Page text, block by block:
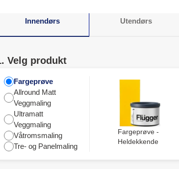
Innendørs Utendørs
Velg produkt
Fargeprøve
Allround Matt
Veggmaling
Ultramatt
Veggmaling
Våtromsmaling
Tre- og Panelmaling
Fargeprøve -
Heldekkende